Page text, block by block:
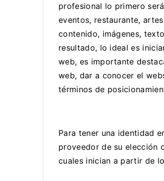
profesional lo primero
eventos, restaurante,
contenido, imágenes,
resultado, lo ideal es
web, es importante
web, dar a conocer el
términos de
Para tener una identidad
proveedor de su elección
cuales inician a partir de